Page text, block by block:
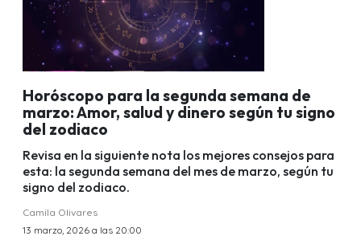
Horóscopo para la segunda semana de
marzo: Amor, salud y dinero según tu signo
del zodiaco
Revisa en la siguiente nota los mejores consejos para
esta: la segunda semana del mes de marzo, según tu
signo del zodiaco.
Camila Olivares
13 marzo, 2026 a las 20:00